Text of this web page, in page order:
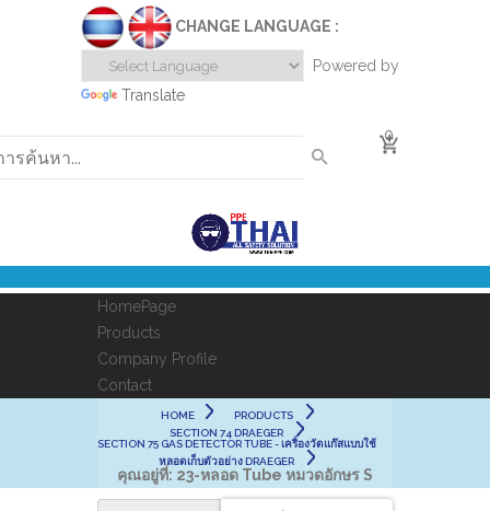
CHANGE LANGUAGE :
Powered by
Translate
0
HomePage
Products
Company Profile
Contact
HOME
PRODUCTS
SECTION 74 DRAEGER
SECTION 75 GAS DETECTOR TUBE - เครื่องวัดแก๊สแบบใช้
หลอดเก็บตัวอย่าง DRAEGER
คุณอยู่ที่: 23-หลอด Tube หมวดอักษร S